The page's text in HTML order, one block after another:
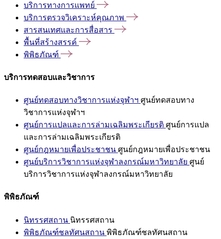
บริการทางการแพทย์
บริการตรวจวิเคราะห์คุณภาพ
สารสนเทศและการสื่อสาร
พื้นที่สร้างสรรค์
พิพิธภัณฑ์
บริการทดสอบและวิชาการ
ศูนย์ทดสอบทางวิชาการแห่งจุฬาฯ ศูนย์ทดสอบทาง
วิชาการแห่งจุฬาฯ
ศูนย์การแปลและการล่ามเฉลิมพระเกียรติ ศูนย์การแปล
และการล่ามเฉลิมพระเกียรติ
ศูนย์กฎหมายเพื่อประชาชน ศูนย์กฎหมายเพื่อประชาชน
ศูนย์บริการวิชาการแห่งจุฬาลงกรณ์มหาวิทยาลัย ศูนย์
บริการวิชาการแห่งจุฬาลงกรณ์มหาวิทยาลัย
พิพิธภัณฑ์
นิทรรศสถาน นิทรรศสถาน
พิพิธภัณฑ์ชลทัศนสถาน พิพิธภัณฑ์ชลทัศนสถาน